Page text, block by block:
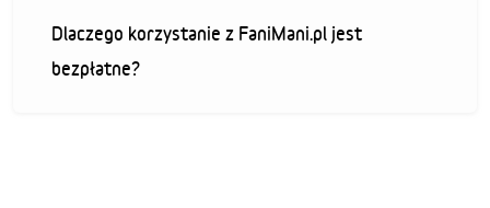
Dlaczego korzystanie z FaniMani.pl jest
bezpłatne?